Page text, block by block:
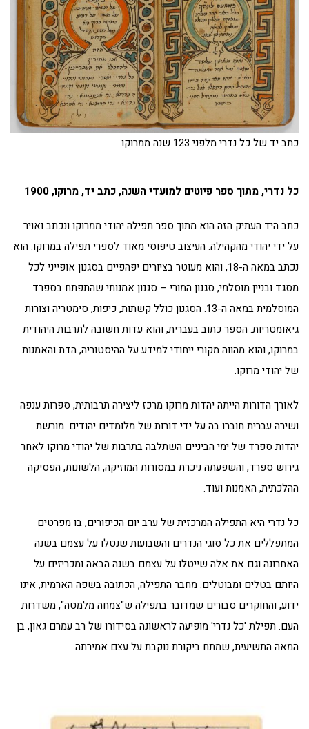
כתב יד של כל נדרי מלפני 123 שנה ממרוקו
כל נדרי, מתוך ספר פיוטים למועדי השנה, כתב יד, מרוקו, 1900
כתב היד העתיק הזה הוא מתוך ספר תפילה יהודי ממרוקו ונכתב ואויר
על ידי יהודי מהקהילה. העיצוב טיפוסי מאוד לספרי תפילה במרוקו. הוא
נכתב במאה ה-18, והוא מעוטר בציורים יפהפיים בסגנון אופייני לכל
מסגד ובניין מוסלמי, סגנון המורי – סגנון אמנותי שהתפתח בספרד
המוסלמית במאה ה-13. הסגנון כולל קשתות, כיפות, סימטריה וצורות
גיאומטריות. הספר כתוב בעברית, והוא עדות חשובה לתרבות היהודית
במרוקו, והוא מהווה מקורי ייחודי למידע על ההיסטוריה, הדת והאמנות
של יהודי מרוקו.
לאורך הדורות הייתה יהדות מרוקו מרכז ליצירה תרבותית, ספרות ענפה
ושירה עברית חוברו בה על ידי דורות של מלומדים יהודים. מורשת
יהדות ספרד של ימי הביניים השתלבה בתרבות של יהודי מרוקו לאחר
גירוש ספרד, והשפעתה ניכרת במסורות המוזיקה, הלשונות, הפסיקה
ההלכתית, האמנות ועוד.
כל נדרי היא התפילה המרכזית של ערב יום הכיפורים, בו מפרטים
המתפללים את כל סוגי הנדרים והשבועות שנטלו על עצמם בשנה
האחרונה וגם את אלה שייטלו על עצמם בשנה הבאה ומכריזים על
היותם בטלים ומבוטלים. מחבר התפילה, הכתובה בשפה הארמית, אינו
ידוע, והחוקרים סבורים שמדובר בתפילה ש"צמחה מלמטה", משדרות
העם. תפילת 'כל נדרי' מופיעה לראשונה בסידורו של רב עמרם גאון, בן
המאה התשיעית, שמתח ביקורת נוקבת על עצם אמירתה.